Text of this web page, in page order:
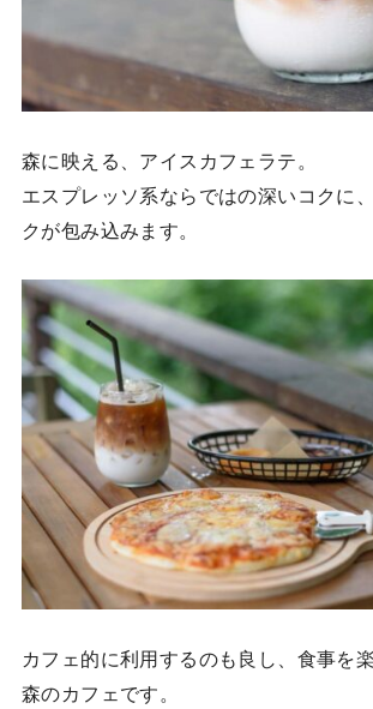
森に映える、アイスカフェラテ。
エスプレッソ系ならではの深いコクに
クが包み込みます。
カフェ的に利用するのも良し、食事を
森のカフェです。